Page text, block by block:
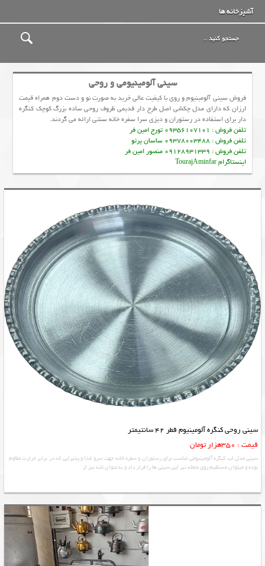
آشپزخانه ها
سینی آلومینیومی و روحی
فروش سینی آلومینیوم و روی با کیفیت عالی خرید به صورت نو و دست دوم همراه قیمت
ارزان که دارای مدل چکشی اصل طرح دار قدیمی ظروف روحی ساده بزرگ کوچک کنگره
دار برای استفاده در رستوران و دیزی سرا سفره خانه سنتی ارائه می گردند.
تلفن فروش : 09356107101 تورج امین فر
تلفن فروش : 09378003488 ساسان پرتو
تلفن فروش : 09128931339 منصور امین فر
اینستاگرام TourajAminfar
سینی روحی کنگره آلومینیوم قطر 42 سانتیمتر
قیمت : 350هزار تومان
سینی مدل لب کنگره آلومینیومی مناسب برای رستوران و سفره خانه جهت سرو غذا و پذیرایی که در برابر حرارت مقاوم
بوده و میتوان مستقیم روی شعله نیز این سینی ها را قرار داد و به عنوان تابه نیز از